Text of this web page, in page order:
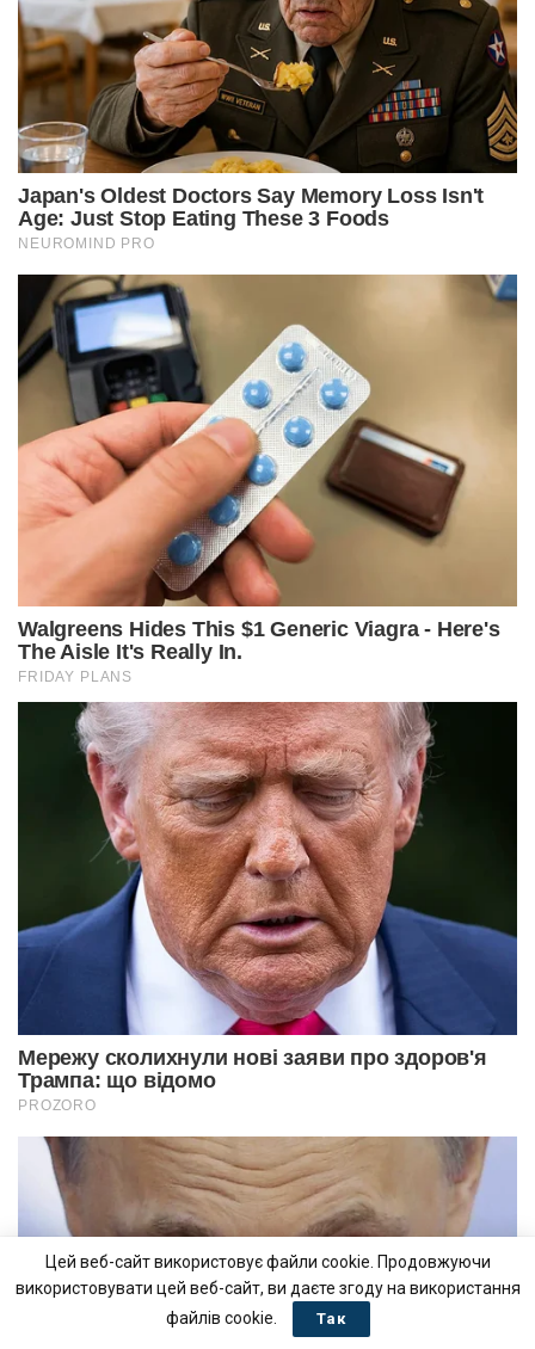
Цей веб-сайт використовує файли cookie. Продовжуючи
використовувати цей веб-сайт, ви даєте згоду на використання
файлів cookie.
Так